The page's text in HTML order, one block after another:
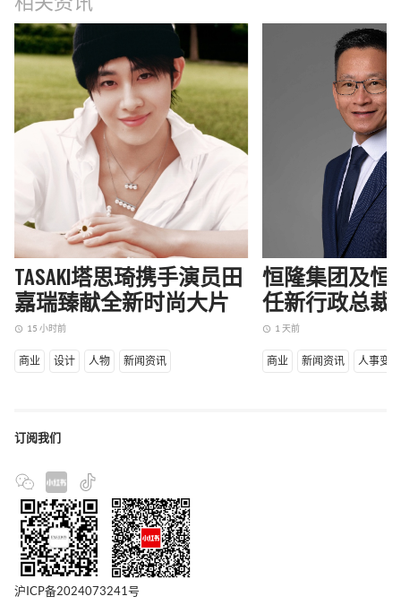
TASAKI塔思琦携手演员田
嘉瑞臻献全新时尚大片
access_time 15 小时前
商业 设计 人物 新闻资讯
恒隆集团及恒
任新行政总裁
access_time 1 天前
商业 新闻资讯 人事变动
订阅我们
沪ICP备2024073241号